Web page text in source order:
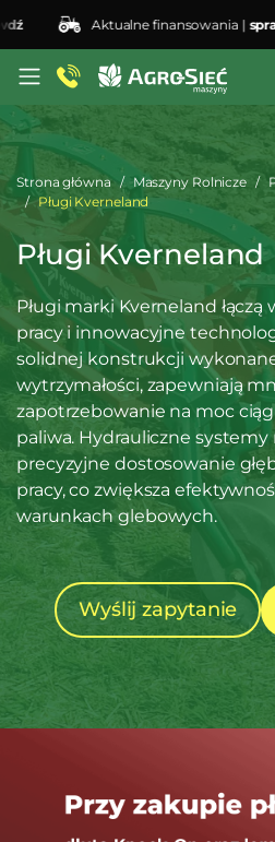
Aktualne finansowania |sprawdź
Strona główna Maszyny Rolnicze
Pługi Kverneland
Pługi Kverneland
Pługi marki Kverneland łączą
pracy i innowacyjne
solidnej konstrukcji
wytrzymałości, zapewniają
zapotrzebowanie na moc
paliwa. Hydrauliczne
precyzyjne dostosowanie
pracy, co zwiększa
warunkach glebowych.
Wyślij zapytanie